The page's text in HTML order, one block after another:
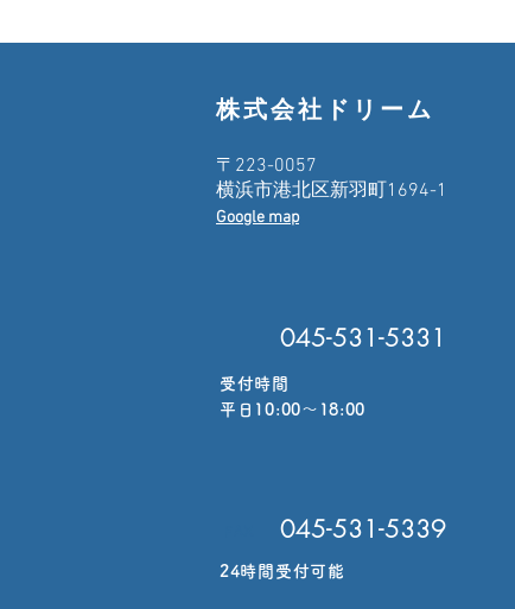
株式会社ドリーム
〒223-0057
横浜市港北区新羽町1694-1
Google map
045-531-5331
受付時間
​平日10:00〜18:00
045-531-5339
24時間受付可能